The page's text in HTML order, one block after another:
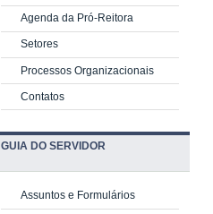
Agenda da Pró-Reitora
Setores
Processos Organizacionais
Contatos
GUIA DO SERVIDOR
Assuntos e Formulários